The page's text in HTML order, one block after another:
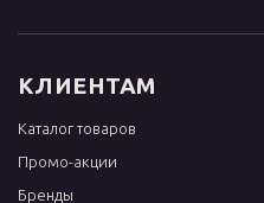
КЛИЕНТАМ
Каталог товаров
Промо-акции
Бренды